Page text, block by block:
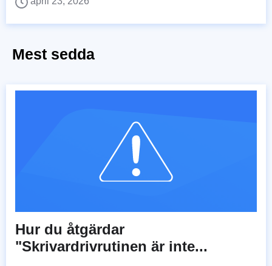
Mest sedda
Hur du åtgärdar
"Skrivardrivrutinen är inte...